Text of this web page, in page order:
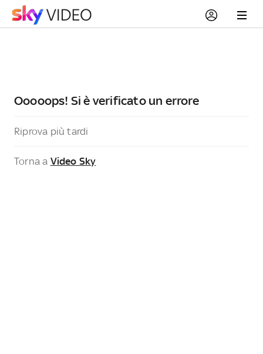
Ooooops! Si è verificato un errore
Riprova più tardi
Torna a Video Sky